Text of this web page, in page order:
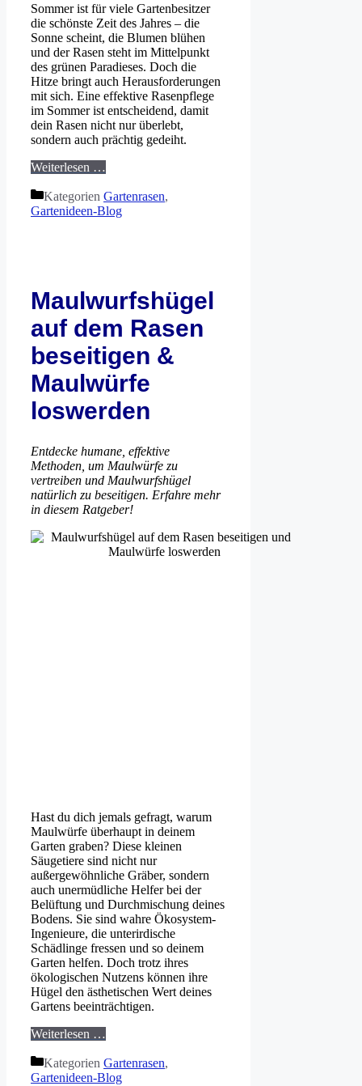
Sommer ist für viele Gartenbesitzer
die schönste Zeit des Jahres – die
Sonne scheint, die Blumen blühen
und der Rasen steht im Mittelpunkt
des grünen Paradieses. Doch die
Hitze bringt auch Herausforderungen
mit sich. Eine effektive Rasenpflege
im Sommer ist entscheidend, damit
dein Rasen nicht nur überlebt,
sondern auch prächtig gedeiht.
Weiterlesen …
Kategorien Gartenrasen,
Gartenideen-Blog
Maulwurfshügel
auf dem Rasen
beseitigen &
Maulwürfe
loswerden
Entdecke humane, effektive
Methoden, um Maulwürfe zu
vertreiben und Maulwurfshügel
natürlich zu beseitigen. Erfahre mehr
in diesem Ratgeber!
Hast du dich jemals gefragt, warum
Maulwürfe überhaupt in deinem
Garten graben? Diese kleinen
Säugetiere sind nicht nur
außergewöhnliche Gräber, sondern
auch unermüdliche Helfer bei der
Belüftung und Durchmischung deines
Bodens. Sie sind wahre Ökosystem-
Ingenieure, die unterirdische
Schädlinge fressen und so deinem
Garten helfen. Doch trotz ihres
ökologischen Nutzens können ihre
Hügel den ästhetischen Wert deines
Gartens beeinträchtigen.
Weiterlesen …
Kategorien Gartenrasen,
Gartenideen-Blog